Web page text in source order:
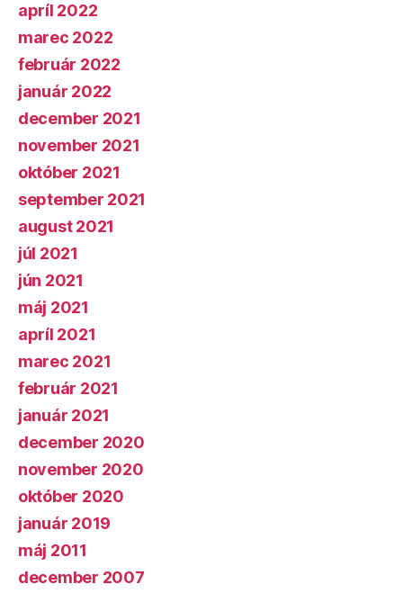
apríl 2022
marec 2022
február 2022
január 2022
december 2021
november 2021
október 2021
september 2021
august 2021
júl 2021
jún 2021
máj 2021
apríl 2021
marec 2021
február 2021
január 2021
december 2020
november 2020
október 2020
január 2019
máj 2011
december 2007